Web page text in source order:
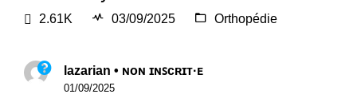
2.61K 03/09/2025 Orthopédie
lazarian • ɴᴏɴ ɪɴꜱᴄʀɪᴛ·ᴇ
01/09/2025